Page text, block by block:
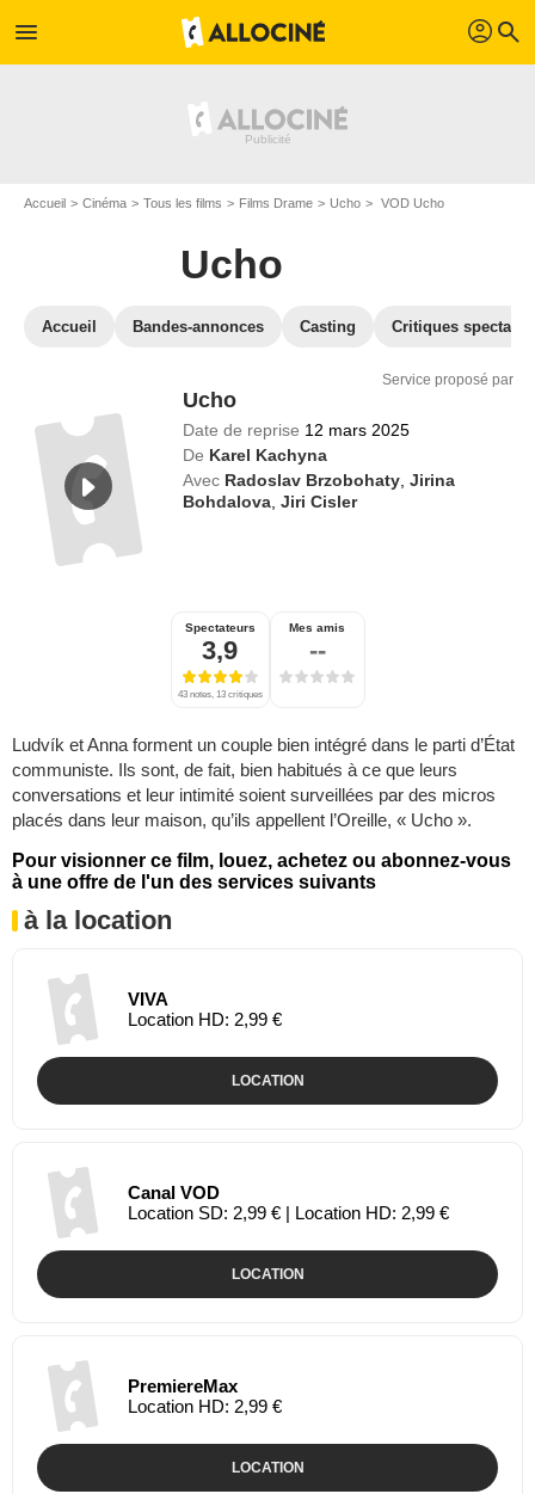
menu profil search
Accueil Cinéma Tous les films Films Drame Ucho VOD Ucho
Ucho
Accueil Bandes-annonces Casting Critiques
Service proposé par
Ucho
Date de reprise 12 mars 2025
De Karel Kachyna
Avec Radoslav Brzobohaty ,Jirina
Bohdalova ,Jiri Cisler
Spectateurs
3,9
43 notes, 13 critiques
Mes amis
--
Ludvík et Anna forment un couple bien intégré dans le parti d’État
communiste. Ils sont, de fait, bien habitués à ce que leurs
conversations et leur intimité soient surveillées par des micros
placés dans leur maison, qu’ils appellent l’Oreille, « Ucho ».
Pour visionner ce film, louez, achetez ou abonnez-vous
à une offre de l'un des services suivants
à la location
VIVA
Location HD: 2,99 €
LOCATION
Canal VOD
Location SD: 2,99 € | Location HD: 2,99 €
LOCATION
PremiereMax
Location HD: 2,99 €
LOCATION